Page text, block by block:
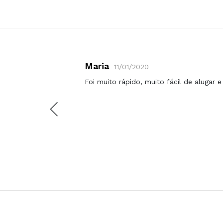
Maria
11/01/2020
Foi muito rápido, muito fácil de alugar